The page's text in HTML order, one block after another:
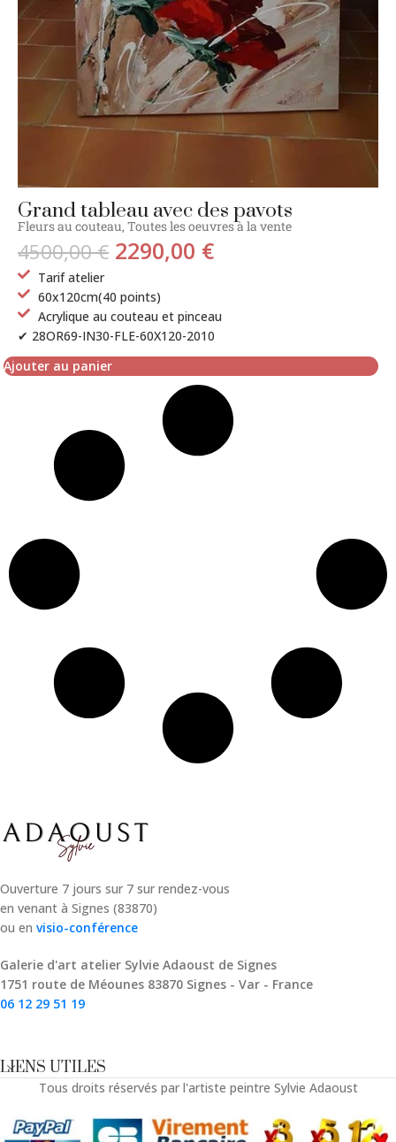
Grand tableau avec des pavots
Fleurs au couteau, Toutes les oeuvres à la vente
4500,00€ 2290,00 €
Tarif atelier
60x120cm(40 points)
Acrylique au couteau et pinceau
✔ 28OR69-IN30-FLE-60X120-2010
Ajouter au panier
Ouverture 7 jours sur 7 sur rendez-vous
en venant à Signes (83870)
ou en visio-conférence
Galerie d'art atelier Sylvie Adaoust de Signes
1751 route de Méounes 83870 Signes - Var - France
06 12 29 51 19
LIENS UTILES
Tous droits réservés par l'artiste peintre Sylvie Adaoust